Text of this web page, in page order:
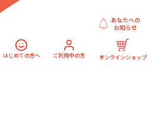
はじめての方へ ご利用中の方 オンラインショップ
あなたへの
お知らせ